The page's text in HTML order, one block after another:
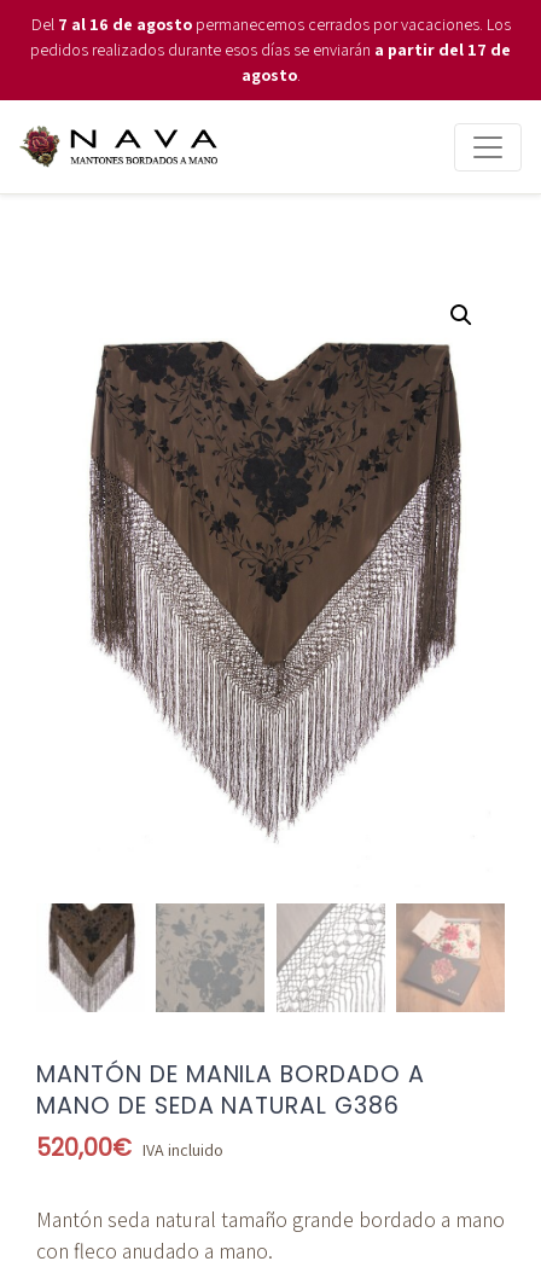
Del 7 al 16 de agostopermanecemos cerrados por vacaciones. Los
pedidos realizados durante esos días se enviarán a partir del 17 de
agosto.
MANTÓN DE MANILA BORDADO A
MANO DE SEDA NATURAL G386
520,00€ IVA incluido
Mantón seda natural tamaño grande bordado a mano
con fleco anudado a mano.